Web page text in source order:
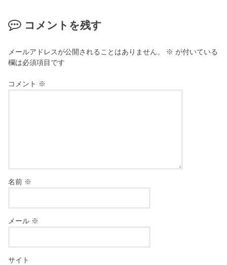
コメントを残す
メールアドレスが公開されることはありません。 ※ が付いている
欄は必須項目です
コメント ※
名前 ※
メール ※
サイト